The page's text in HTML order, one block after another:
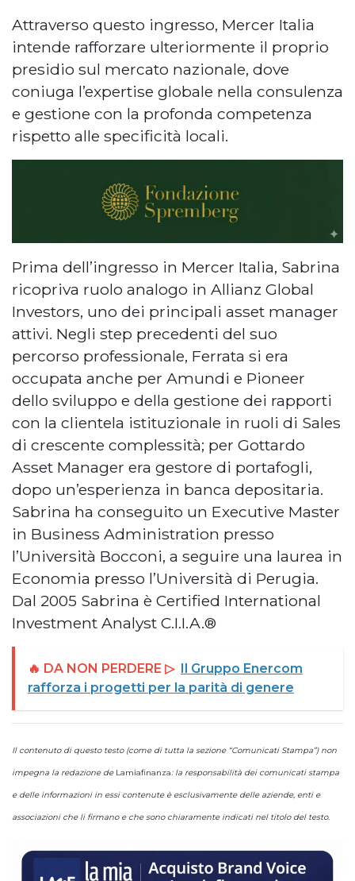
Attraverso questo ingresso, Mercer Italia
intende rafforzare ulteriormente il proprio
presidio sul mercato nazionale, dove
coniuga l’expertise globale nella consulenza
e gestione con la profonda competenza
rispetto alle specificità locali.
Prima dell’ingresso in Mercer Italia, Sabrina
ricopriva ruolo analogo in Allianz Global
Investors, uno dei principali asset manager
attivi. Negli step precedenti del suo
percorso professionale, Ferrata si era
occupata anche per Amundi e Pioneer
dello sviluppo e della gestione dei rapporti
con la clientela istituzionale in ruoli di Sales
di crescente complessità; per Gottardo
Asset Manager era gestore di portafogli,
dopo un’esperienza in banca depositaria.
Sabrina ha conseguito un Executive Master
in Business Administration presso
l’Università Bocconi, a seguire una laurea in
Economia presso l’Università di Perugia.
Dal 2005 Sabrina è Certified International
Investment Analyst C.I.I.A.®
🔥 DA NON PERDERE ▷ Il Gruppo Enercom
rafforza i progetti per la parità di genere
Il contenuto di questo testo (come di tutta la sezione “Comunicati Stampa”) non
impegna la redazione de Lamiafinanza: la responsabilità dei comunicati stampa
e delle informazioni in essi contenute è esclusivamente delle aziende, enti e
associazioni che li firmano e che sono chiaramente indicati nel titolo del testo.